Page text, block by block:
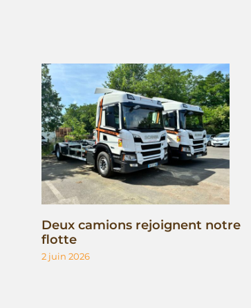
Deux camions rejoignent notre
flotte
2 juin 2026